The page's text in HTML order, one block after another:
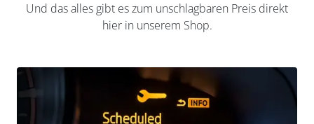
Und das alles gibt es zum unschlagbaren Preis direkt
hier in unserem Shop.